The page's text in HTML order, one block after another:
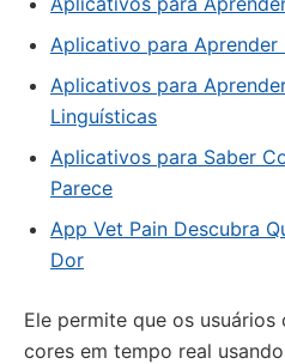
Aplicativo para Aprender
Aplicativos para
Linguísticas
Aplicativos para Saber
Parece
App Vet Pain Descubra
Dor
Ele permite que os
cores em tempo real